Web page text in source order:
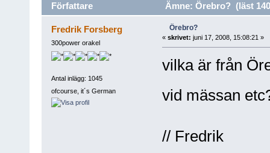
Författare Ämne: Örebro? (läst
Fredrik Forsberg
300power orakel
Antal inlägg: 1045
ofcourse, it´s German
Örebro?
« skrivet: juni 17, 2008, 15:08:21 »
vilka är från
vid mässan
// Fredrik